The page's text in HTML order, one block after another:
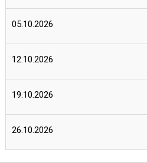
05.10.2026
12.10.2026
19.10.2026
26.10.2026